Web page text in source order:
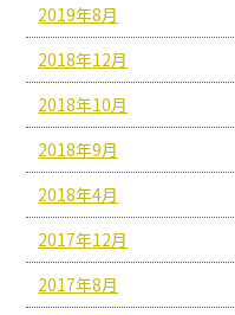
2019年8月
2018年12月
2018年10月
2018年9月
2018年4月
2017年12月
2017年8月